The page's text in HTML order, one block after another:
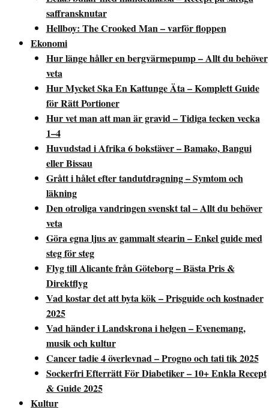
saffransknutar
Hellboy: The Crooked Man – varför floppen
Ekonomi
Hur länge håller en bergvärmepump – Allt du behöver
veta
Hur Mycket Ska En Kattunge Äta – Komplett Guide
för Rätt Portioner
Hur vet man att man är gravid – Tidiga tecken vecka
1–4
Huvudstad i Afrika 6 bokstäver – Bamako, Bangui
eller Bissau
Grått i hålet efter tandutdragning – Symtom och
läkning
Den otroliga vandringen svenskt tal – Allt du behöver
veta
Göra egna ljus av gammalt stearin – Enkel guide med
steg för steg
Flyg till Alicante från Göteborg – Bästa Pris &
Direktflyg
Vad kostar det att byta kök – Prisguide och kostnader
2025
Vad händer i Landskrona i helgen – Evenemang,
musik och kultur
Cancer tadie 4 överlevnad – Progno och tati tik 2025
Sockerfri Efterrätt För Diabetiker – 10+ Enkla Recept
& Guide 2025
Kultur